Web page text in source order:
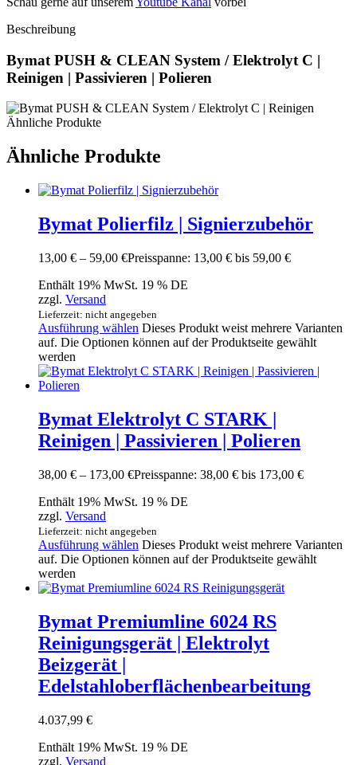
Beschreibung
Bymat PUSH & CLEAN System / Elektrolyt C |
Reinigen | Passivieren | Polieren
Ähnliche Produkte
Ähnliche Produkte
Bymat Polierfilz | Signierzubehör
13,00 € – 59,00 €Preisspanne: 13,00 € bis 59,00 €
Enthält 19% MwSt. 19 % DE
zzgl. Versand
Lieferzeit: nicht angegeben
Ausführung wählen Dieses Produkt weist mehrere Varianten
auf. Die Optionen können auf der Produktseite gewählt
werden
Bymat Elektrolyt C STARK |
Reinigen | Passivieren | Polieren
38,00 € – 173,00 €Preisspanne: 38,00 € bis 173,00 €
Enthält 19% MwSt. 19 % DE
zzgl. Versand
Lieferzeit: nicht angegeben
Ausführung wählen Dieses Produkt weist mehrere Varianten
auf. Die Optionen können auf der Produktseite gewählt
werden
Bymat Premiumline 6024 RS
Reinigungsgerät | Elektrolyt
Beizgerät |
Edelstahloberflächenbearbeitung
4.037,99 €
Enthält 19% MwSt. 19 % DE
zzgl. Versand